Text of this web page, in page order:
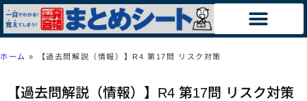
ホーム » 【過去問解説（情報）】R4 第17問 リスク対策
【過去問解説（情報）】R4 第17問 リスク対策